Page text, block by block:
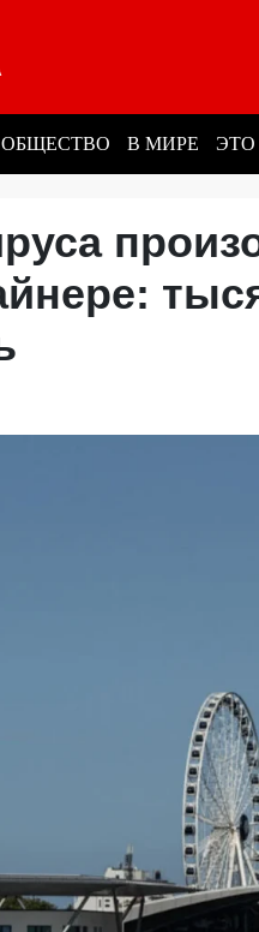
ОБЩЕСТВО В МИРЕ ЭТО